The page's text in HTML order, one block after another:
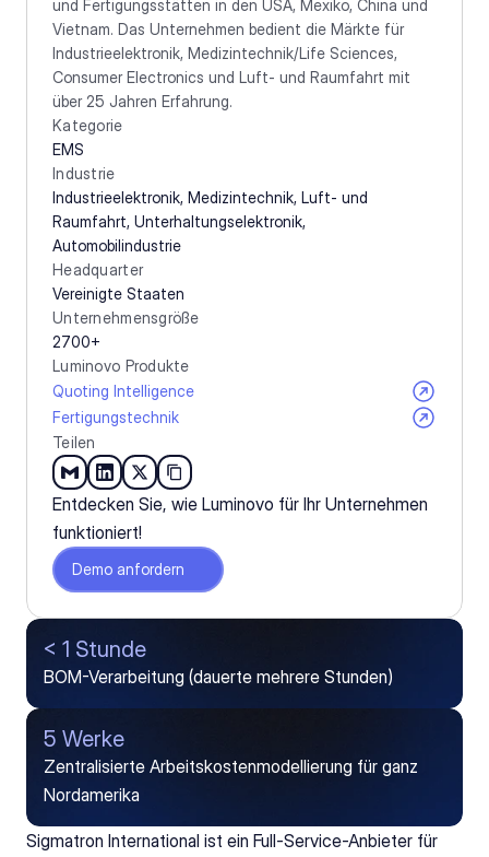
und Fertigungsstätten in den USA, Mexiko, China und
Vietnam. Das Unternehmen bedient die Märkte für
Industrieelektronik, Medizintechnik/Life Sciences,
Consumer Electronics und Luft- und Raumfahrt mit
über 25 Jahren Erfahrung.
Kategorie
EMS
Industrie
Industrieelektronik, Medizintechnik, Luft- und
Raumfahrt, Unterhaltungselektronik,
Automobilindustrie
Headquarter
Vereinigte Staaten
Unternehmensgröße
2700+
Luminovo Produkte
Quoting Intelligence
Fertigungstechnik
Teilen
Entdecken Sie, wie Luminovo für Ihr Unternehmen
funktioniert!
Demo anfordern
< 1 Stunde
BOM-Verarbeitung (dauerte mehrere Stunden)
5 Werke
Zentralisierte Arbeitskostenmodellierung für ganz
Nordamerika
Sigmatron International ist ein Full-Service-Anbieter für